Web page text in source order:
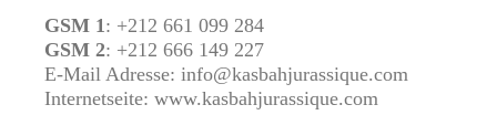
GSM 1 : +212 661 099 284
GSM 2: +212 666 149 227
E-Mail Adresse: info@kasbahjurassique.com
Internetseite: www.kasbahjurassique.com